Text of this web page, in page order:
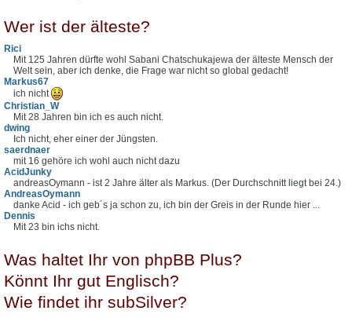
Wer ist der älteste?
Rici
Mit 125 Jahren dürfte wohl Sabani Chatschukajewa der älteste Mensch der
Welt sein, aber ich denke, die Frage war nicht so global gedacht!
Markus67
ich nicht
Christian_W
Mit 28 Jahren bin ich es auch nicht.
dwing
Ich nicht, eher einer der Jüngsten.
saerdnaer
mit 16 gehöre ich wohl auch nicht dazu
AcidJunky
andreasOymann - ist 2 Jahre älter als Markus. (Der Durchschnitt liegt bei 24.)
AndreasOymann
danke Acid - ich geb´s ja schon zu, ich bin der Greis in der Runde hier ...
Dennis
Mit 23 bin ichs nicht.
Was haltet Ihr von phpBB Plus?
Könnt Ihr gut Englisch?
Wie findet ihr subSilver?